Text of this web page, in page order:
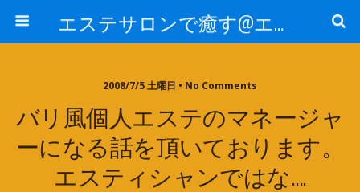
エステサロンで癒す@エステ～全国エステ情報
2008/7/5 土曜日 • No Comments
バリ風個人エステのマネージャ
ーになる話を頂いております。
エスティシャンではな….